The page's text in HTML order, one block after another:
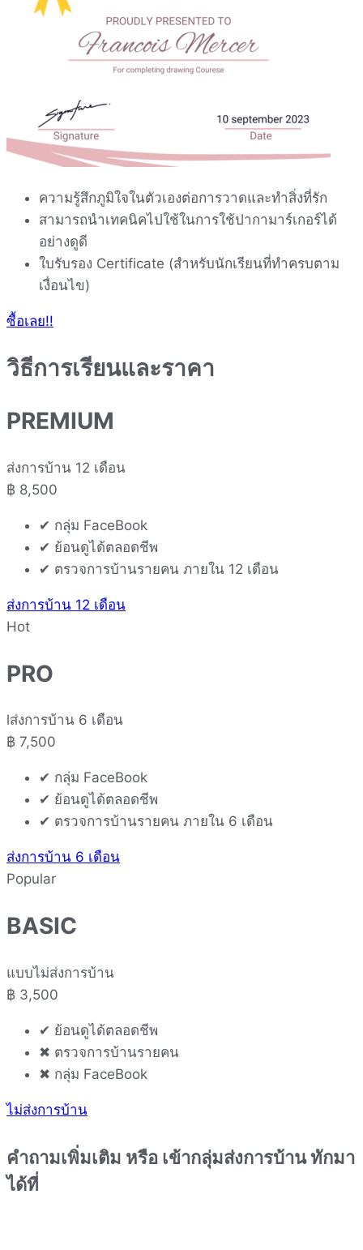
ความรู้สึกภูมิใจในตัวเองต่อการวาดและทำสิ่งที่รัก
สามารถนำเทคนิคไปใช้ในการใช้ปากามาร์เกอร์ได้
อย่างดูดี
ใบรับรอง Certificate (สำหรับนักเรียนที่ทำครบตาม
เงื่อนไข)
ซื้อเลย!!
วิธีการเรียนและราคา
PREMIUM
ส่งการบ้าน 12 เดือน
฿ 8,500
✔ กลุ่ม FaceBook
✔ ย้อนดูได้ตลอดชีพ
✔ ตรวจการบ้านรายคน ภายใน 12 เดือน
ส่งการบ้าน 12 เดือน
Hot
PRO
lส่งการบ้าน 6 เดือน
฿ 7,500
✔ กลุ่ม FaceBook
✔ ย้อนดูได้ตลอดชีพ
✔ ตรวจการบ้านรายคน ภายใน 6 เดือน
ส่งการบ้าน 6 เดือน
Popular
BASIC
แบบไม่ส่งการบ้าน
฿ 3,500
✔ ย้อนดูได้ตลอดชีพ
✖ ตรวจการบ้านรายคน
✖ กลุ่ม FaceBook
ไม่ส่งการบ้าน
คำถามเพิ่มเติม หรือ เข้ากลุ่มส่งการบ้าน ทักมา
ได้ที่